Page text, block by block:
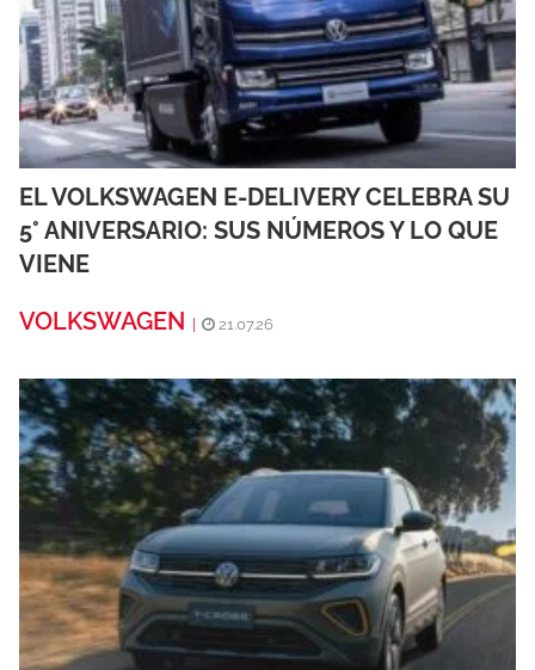
EL VOLKSWAGEN E-DELIVERY CELEBRA SU
5° ANIVERSARIO: SUS NÚMEROS Y LO QUE
VIENE
VOLKSWAGEN | 21.07.26